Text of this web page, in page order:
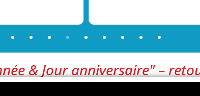
& Jour anniversaire" –